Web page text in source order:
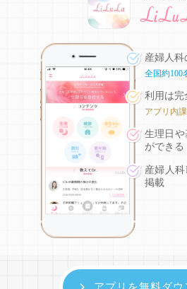
産婦人科
全国約100
利用は完
アプリ内
生理日
ができる
産婦人
掲載
アプリを無料ダウ